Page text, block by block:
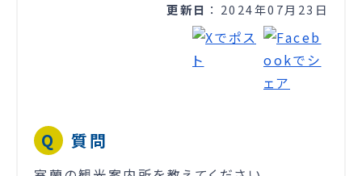
更新日
2024年07月23日
質問